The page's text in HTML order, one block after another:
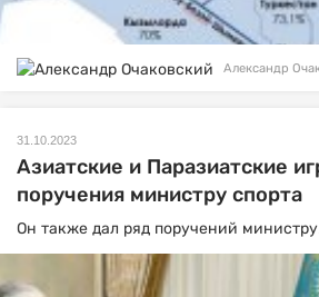
Александр
31.10.2023
Азиатские и Паразиатские
поручения министру спорта
Он также дал ряд поручений министру.